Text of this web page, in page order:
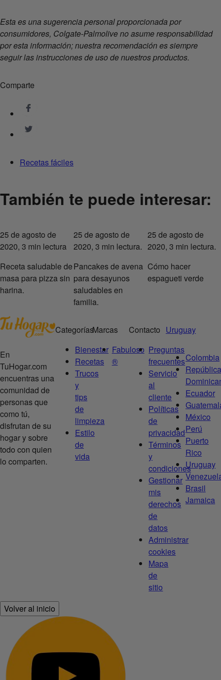
Esta es una sugerencia personal proporcionada por
consumidores, Colgate-Palmolive no asume responsabilidad
por esta información; nuestra recomendación es siempre
seguir las instrucciones de uso de nuestros productos.
Comparte
Recetas fáciles
También te puede interesar:
25 de agosto de
2020, 3 min lectura
Receta saludable de
masa para pizza sin
harina.
25 de agosto de
2020, 3 min lectura.
Pancakes de avena
para desayunos
saludables en
familia.
25 de agosto de
2020, 3 min lectura.
Cómo hacer
espagueti verde
En
TuHogar.com
encuentras una
comunidad de
personas que
como tú,
disfrutan de su
hogar y sobre
todo con quien
lo comparten.
Categorías
Bienestar
Recetas
Trucos
y
tips
de
limpieza
Estilo
de
vida
Marcas
Fabuloso
®
Contacto
Preguntas
frecuentes
Servicio
al
cliente
Políticas
de
privacidad
Términos
y
condiciones
Gestionar
mis
derechos
de
datos
Administrar
cookies
Mapa
de
sitio
Uruguay
Colombia
República
Ecuador
México
Perú
Puerto
Rico
Uruguay
Brasil
Jamaica
Volver al inicio